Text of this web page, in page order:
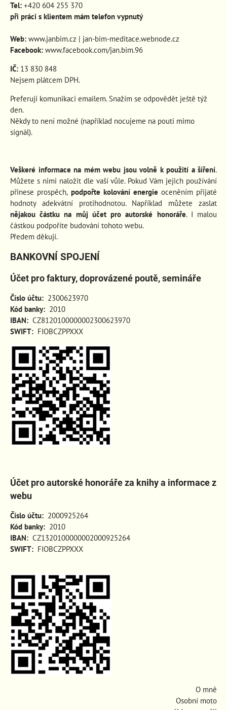
Tel: +420 604 255 370
při práci s klientem mám telefon vypnutý
Web: www.janbim.cz | jan-bim-meditace.webnode.cz
Facebook: www.facebook.com/jan.bim.96
IČ: 13 830 848
Nejsem plátcem DPH.
Preferuji komunikaci emailem. Snažím se odpovědět ještě týž
den.
Někdy to není možné (například nocujeme na pouti mimo
signál).
Veškeré informace na mém webu jsou volně k použití a šíření.
Můžete s nimi naložit dle vaší vůle. Pokud Vám jejich používání
přinese prospěch, podpořte kolování energie oceněním přijaté
hodnoty adekvátní protihodnotou. Například můžete zaslat
nějakou částku na můj účet pro autorské honoráře. I malou
částkou podpoříte budování tohoto webu.
Předem děkuji.
BANKOVNÍ SPOJENÍ
Účet pro faktury, doprovázené poutě, semináře
Číslo účtu: 2300623970
Kód banky: 2010
IBAN: CZ8120100000002300623970
SWIFT: FIOBCZPPXXX
Účet pro autorské honoráře za knihy a informace z
webu
Číslo účtu: 2000925264
Kód banky: 2010
IBAN: CZ1320100000002000925264
SWIFT: FIOBCZPPXXX
O mně
Osobní moto